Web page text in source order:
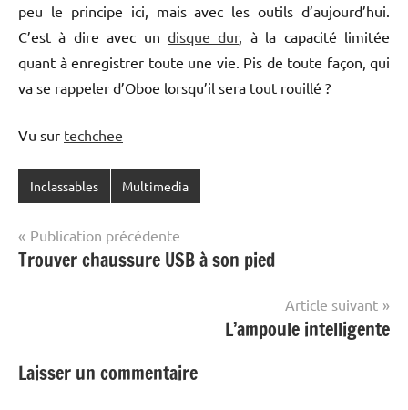
peu le principe ici, mais avec les outils d’aujourd’hui.
C’est à dire avec un disque dur, à la capacité limitée
quant à enregistrer toute une vie. Pis de toute façon, qui
va se rappeler d’Oboe lorsqu’il sera tout rouillé ?
Vu sur techchee
Inclassables Multimedia
Navigation
de
Publication précédente
Trouver chaussure USB à son pied
Article suivant
L’ampoule intelligente
Laisser un commentaire